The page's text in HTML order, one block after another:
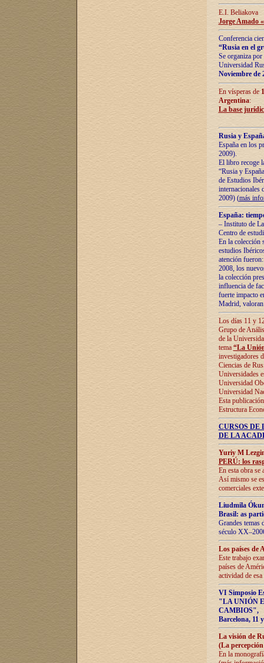
E.I. Beliakova
Jorge Amado
Conferencia
“Rusia en el
Se organiza
Universidad
Noviembre de
En vísperas de
Argentina:
La base
Rusia y
España en los
2009).
El libro recoge
“Rusia y
de Estudios
internacionales
2009) (más
España:
– Instituto de
Centro de
En la colección
estudios
atención
2008, los
la colección
influencia de
fuerte impacto
Madrid,
Los días 11 y
Grupo de
de la
tema “La
investigadores
Ciencias de
Universidades
Universidad
Universidad
Esta
Estructura
CURSOS
DE LA
Yuriy M
PERÚ: los
En esta obra se
Así mismo se
comerciales
Liudmila
Brasil: as
Grandes temas
século
Los países de
Este trabajo
países de
actividad de
VI Simposio
"LA UNIÓN
CAMBIOS",
Barcelona, 11
La visión de
(La
En la